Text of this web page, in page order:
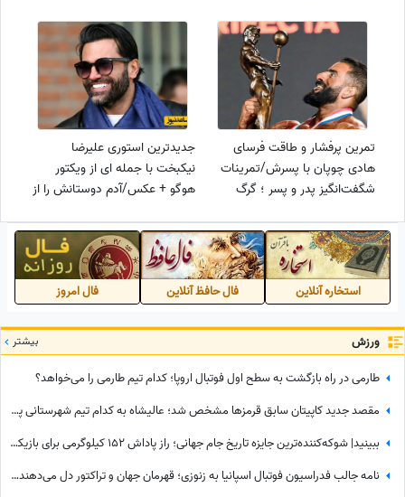
تمرین پرفشار و طاقت فرسای
هادی چوپان با پسرش/تمرینات
شگفت‌انگیز پدر و پسر ؛ گرگ
می‌سازد
جدیدترین استوری علیرضا
نیکبخت با جمله ای از ویکتور
هوگو + عکس/آدم دوستانش را از
مخفی اش را ...
استخاره آنلاین فال حافظ آنلاین فال امروز
ورزش بیشتر
طارمی در راه بازگشت به سطح اول فوتبال اروپا؛ کدام تیم طارمی را می‌خواهد؟
مقصد جدید کاپیتان سابق قرمزها مشخص شد؛ عالیشاه به کدام تیم شهرستانی پیوست؟
ببینید| شوکه‌کننده‌ترین جایزه تاریخ جام جهانی؛ راز پاداش 152 کیلوگرمی برای بازیکنان اسپانیا چیست؟
نامه جالب فدراسیون فوتبال اسپانیا به زنوزی؛ قهرمان جهان و تراکتور دل می‌دهند و قلوه می‌گیرند!